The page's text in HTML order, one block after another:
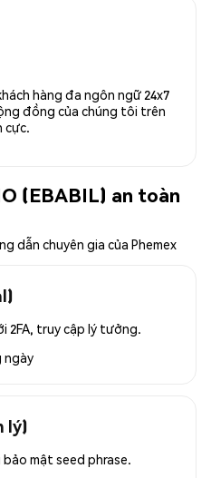
hàng đa ngôn ngữ 24x7
đồng của chúng tôi trên
cực.
(EBABIL) an toàn
dẫn chuyên gia của Phemex
2FA, truy cập lý tưởng.
ngày
lý)
mật seed phrase.